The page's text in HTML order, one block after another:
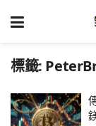
標籤: